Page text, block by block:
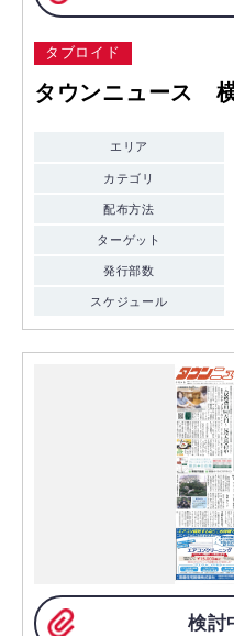
タブロイド
タウンニュース
エリア
カテゴリ
配布方法
ターゲット
発行部数
スケジュール
検討